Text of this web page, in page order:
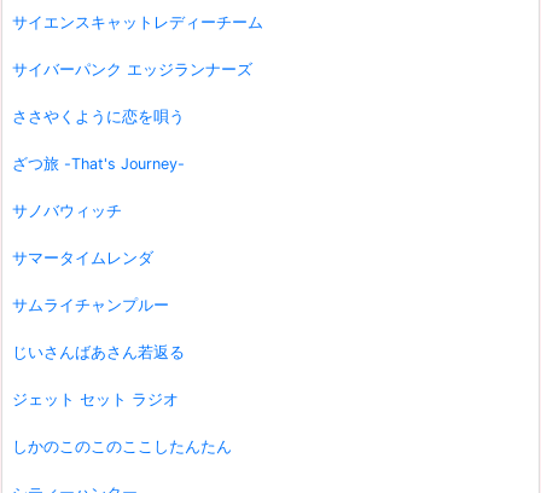
サイエンスキャットレディーチーム
サイバーパンク エッジランナーズ
ささやくように恋を唄う
ざつ旅 -That's Journey-
サノバウィッチ
サマータイムレンダ
サムライチャンプルー
じいさんばあさん若返る
ジェット セット ラジオ
しかのこのこのここしたんたん